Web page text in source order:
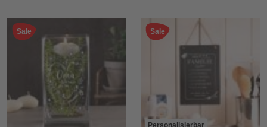
Sale Sale
Personalisierbar